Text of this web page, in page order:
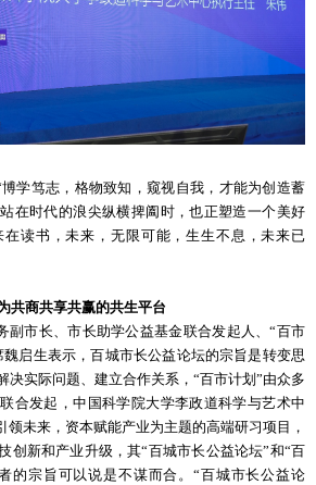
学笃志，格物致知，窥视自我，才能为创造蓄
在时代的浪尖纵横捭阖时，也正塑造一个美好
读书，未来，无限可能，生生不息，未来已
共商共享共赢的共生平台
市长、市长助学公益基金联合发起人、“百市
启生表示，百城市长公益论坛的宗旨是转变思
决实际问题、建立合作关系，“百市计划”由众多
合发起，中国科学院大学李政道科学与艺术中
领未来，资本赋能产业为主题的高端研习项目，
创新和产业升级，其“百城市长公益论坛”和“百
的宗旨可以说是不谋而合。“百城市长公益论